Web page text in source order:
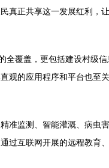
正共享这一发展红利，让
覆盖，更包括建设村级
观的应用程序和平台也至
准监测、智能灌溉、病虫
过互联网开展的远程教育